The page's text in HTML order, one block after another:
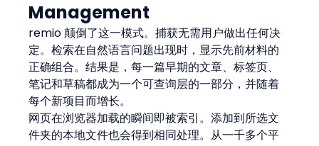
Management
remio 颠倒了这一模式。捕获无需用户做出任何决
定。检索在自然语言问题出现时，显示先前材料的
正确组合。结果是，每一篇早期的文章、标签页、
笔记和草稿都成为一个可查询层的一部分，并随着
每个新项目而增长。
网页在浏览器加载的瞬间即被索引。添加到所选文
件夹的本地文件也会得到相同处理。从一千多个平